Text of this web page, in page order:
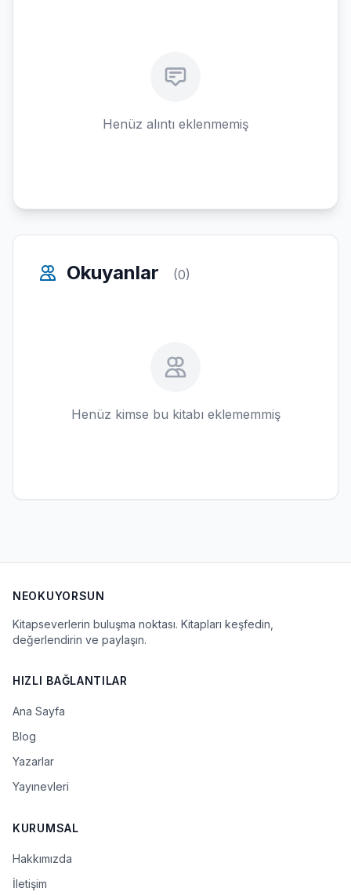
Henüz alıntı eklenmemiş
Okuyanlar (0)
Henüz kimse bu kitabı eklememmiş
NEOKUYORSUN
Kitapseverlerin buluşma noktası. Kitapları keşfedin,
değerlendirin ve paylaşın.
HIZLI BAĞLANTILAR
Ana Sayfa
Blog
Yazarlar
Yayınevleri
KURUMSAL
Hakkımızda
İletişim